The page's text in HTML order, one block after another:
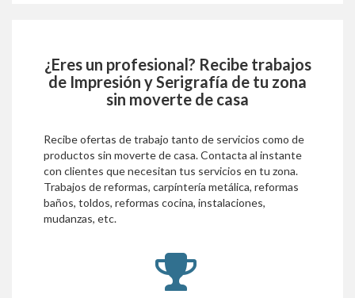
¿Eres un profesional? Recibe trabajos
de Impresión y Serigrafía de tu zona
sin moverte de casa
Recibe ofertas de trabajo tanto de servicios como de
productos sin moverte de casa. Contacta al instante
con clientes que necesitan tus servicios en tu zona.
Trabajos de reformas, carpíntería metálica, reformas
baños, toldos, reformas cocina, instalaciones,
mudanzas, etc.